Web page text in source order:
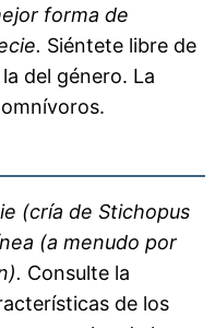
forma de
Siéntete libre de
del género. La
(cría de Stichopus
(a menudo por
Consulte la
de los